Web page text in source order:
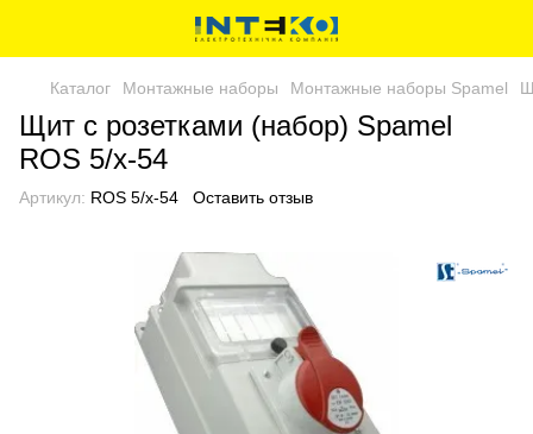
Каталог Монтажные наборы Монтажные наборы Spamel
Щит с розетками (набор) Spamel
ROS 5/x-54
Артикул: ROS 5/x-54 Оставить отзыв